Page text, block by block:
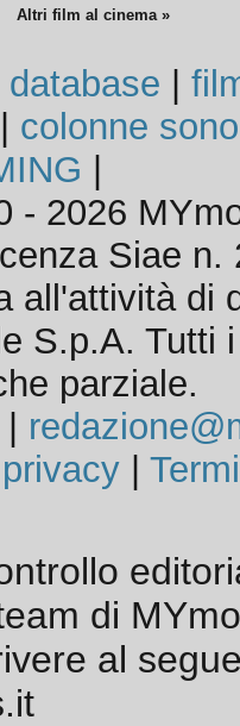
Altri film al cinema »
database
colonne
- 2026
Siae n.
all'attività di
S.p.A. Tutti
parziale.
|
di
al